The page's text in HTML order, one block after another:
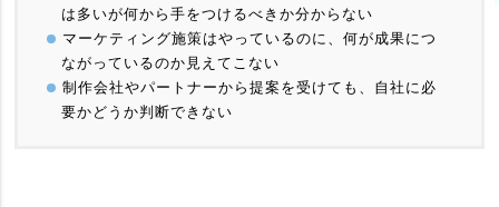
は多いが何から手をつけるべきか分からない
マーケティング施策はやっているのに、何が成果につ
ながっているのか見えてこない
制作会社やパートナーから提案を受けても、自社に必
要かどうか判断できない